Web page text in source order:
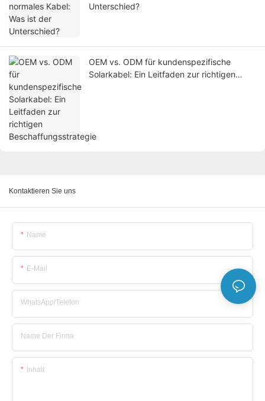
Unterschied?
OEM vs. ODM für kundenspezifische
Solarkabel: Ein Leitfaden zur richtigen
Kontaktieren Sie uns
Name
E-Mail
WhatsApp/Telefon
Name Der Firma
Inhalt